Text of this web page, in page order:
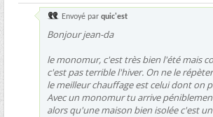
Envoyé par quic'est
Bonjour jean-da
le monomur, c'est très bien l'été mais
c'est pas terrible l'hiver. On ne le
le meilleur chauffage est celui dont on
Avec un monomur tu arrive
alors qu'une maison bien isolée c'est un